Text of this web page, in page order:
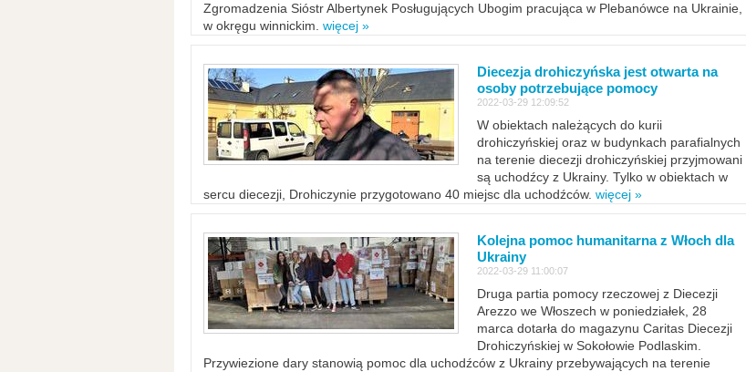
Zgromadzenia Sióstr Albertynek Posługujących Ubogim pracująca w Plebanówce na Ukrainie,
w okręgu winnickim. więcej »
Diecezja drohiczyńska jest otwarta na
osoby potrzebujące pomocy
2022-03-29 12:09:52
W obiektach należących do kurii
drohiczyńskiej oraz w budynkach parafialnych
na terenie diecezji drohiczyńskiej przyjmowani
są uchodźcy z Ukrainy. Tylko w obiektach w
sercu diecezji, Drohiczynie przygotowano 40 miejsc dla uchodźców. więcej »
Kolejna pomoc humanitarna z Włoch dla
Ukrainy
2022-03-29 11:00:07
Druga partia pomocy rzeczowej z Diecezji
Arezzo we Włoszech w poniedziałek, 28
marca dotarła do magazynu Caritas Diecezji
Drohiczyńskiej w Sokołowie Podlaskim.
Przywiezione dary stanowią pomoc dla uchodźców z Ukrainy przebywających na terenie